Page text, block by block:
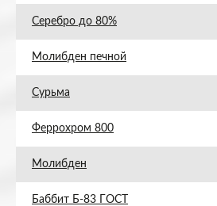
Серебро до 80%
Молибден печной
Сурьма
Феррохром 800
Молибден
Баббит Б-83 ГОСТ